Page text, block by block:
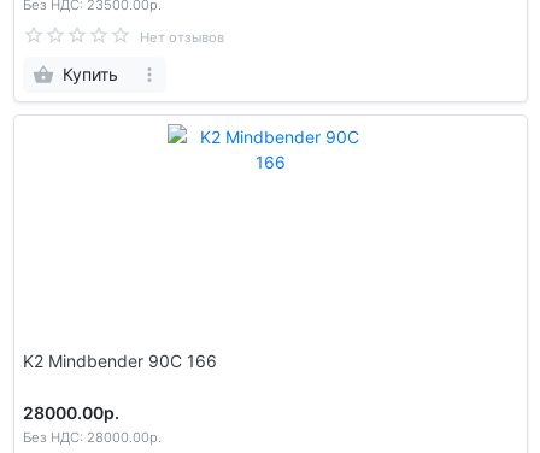
Без НДС: 23500.00р.
Нет отзывов
Купить
K2 Mindbender 90C 166
28000.00р.
Без НДС: 28000.00р.